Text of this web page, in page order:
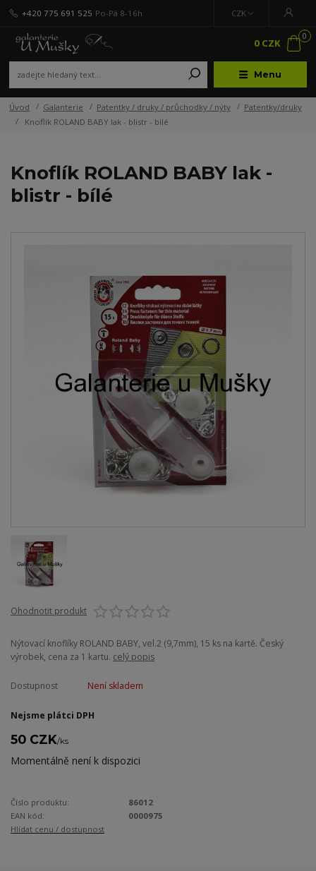
Menu
CZK
+420 775 691 525 Po-Pá 8-16h
0
0 CZK
Úvod Galanterie Patentky / druky / průchodky / nýty
Patentky/druky
Knoflík ROLAND BABY lak - blistr - bílé
Knoflík ROLAND BABY lak -
blistr - bílé
Ohodnotit produkt
Nýtovací knoflíky ROLAND BABY, vel.2 (9,7mm), 15 ks na kartě. Český
výrobek, cena za 1 kartu. celý popis
Dostupnost Není skladem
Nejsme plátci DPH
50 CZK/ks
Momentálně není k dispozici
Číslo produktu:
86012
EAN kód:
0000975
Hlídat cenu / dostupnost